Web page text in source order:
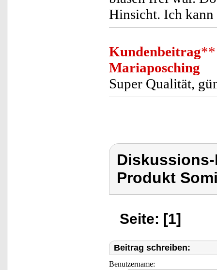
Hinsicht. Ich kann
Kundenbeitrag**
Mariaposching
Super Qualität,
Produkt
Seite: [1]
Beitrag schreiben:
Benutzername: